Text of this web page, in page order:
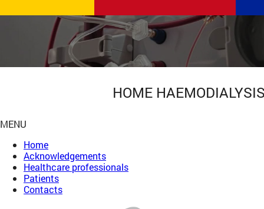
HOME
MENU
Home
Acknowledgements
Healthcare professionals
Patients
Contacts